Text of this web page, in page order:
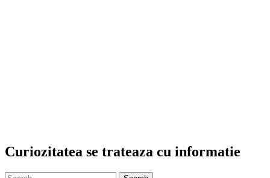
Curiozitatea se trateaza cu informatie